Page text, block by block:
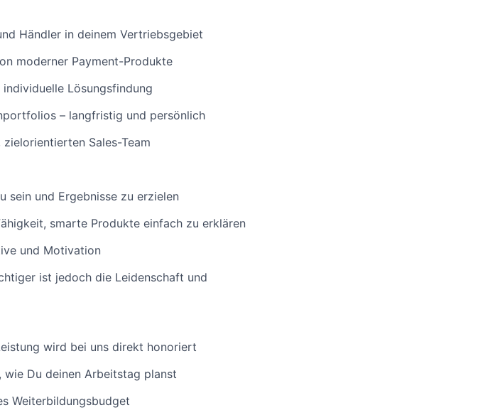
Händler in deinem Vertriebsgebiet
moderner Payment-Produkte
Lösungsfindung
– langfristig und persönlich
Sales-Team
und Ergebnisse zu erzielen
smarte Produkte einfach zu erklären
und Motivation
ist jedoch die Leidenschaft und
wird bei uns direkt honoriert
Du deinen Arbeitstag planst
Weiterbildungsbudget